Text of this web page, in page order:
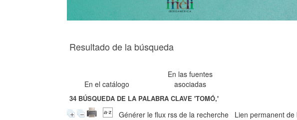
Resultado de la búsqueda
En el catálogo
En las fuentes
asociadas
34 BÚSQUEDA DE LA PALABRA CLAVE'TOMÓ,'
Générer le flux rss de la recherche Lien permanent